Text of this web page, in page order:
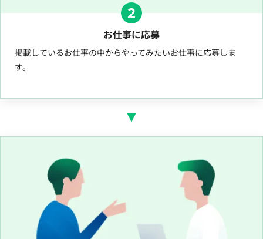
2
お仕事に応募
掲載しているお仕事の中からやってみたいお仕事に応募しま
す。